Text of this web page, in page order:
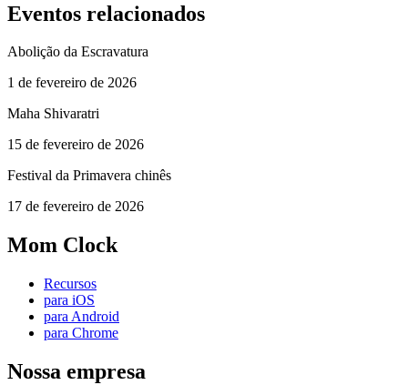
Eventos relacionados
Abolição da Escravatura
1 de fevereiro de 2026
Maha Shivaratri
15 de fevereiro de 2026
Festival da Primavera chinês
17 de fevereiro de 2026
Mom Clock
Recursos
para iOS
para Android
para Chrome
Nossa empresa